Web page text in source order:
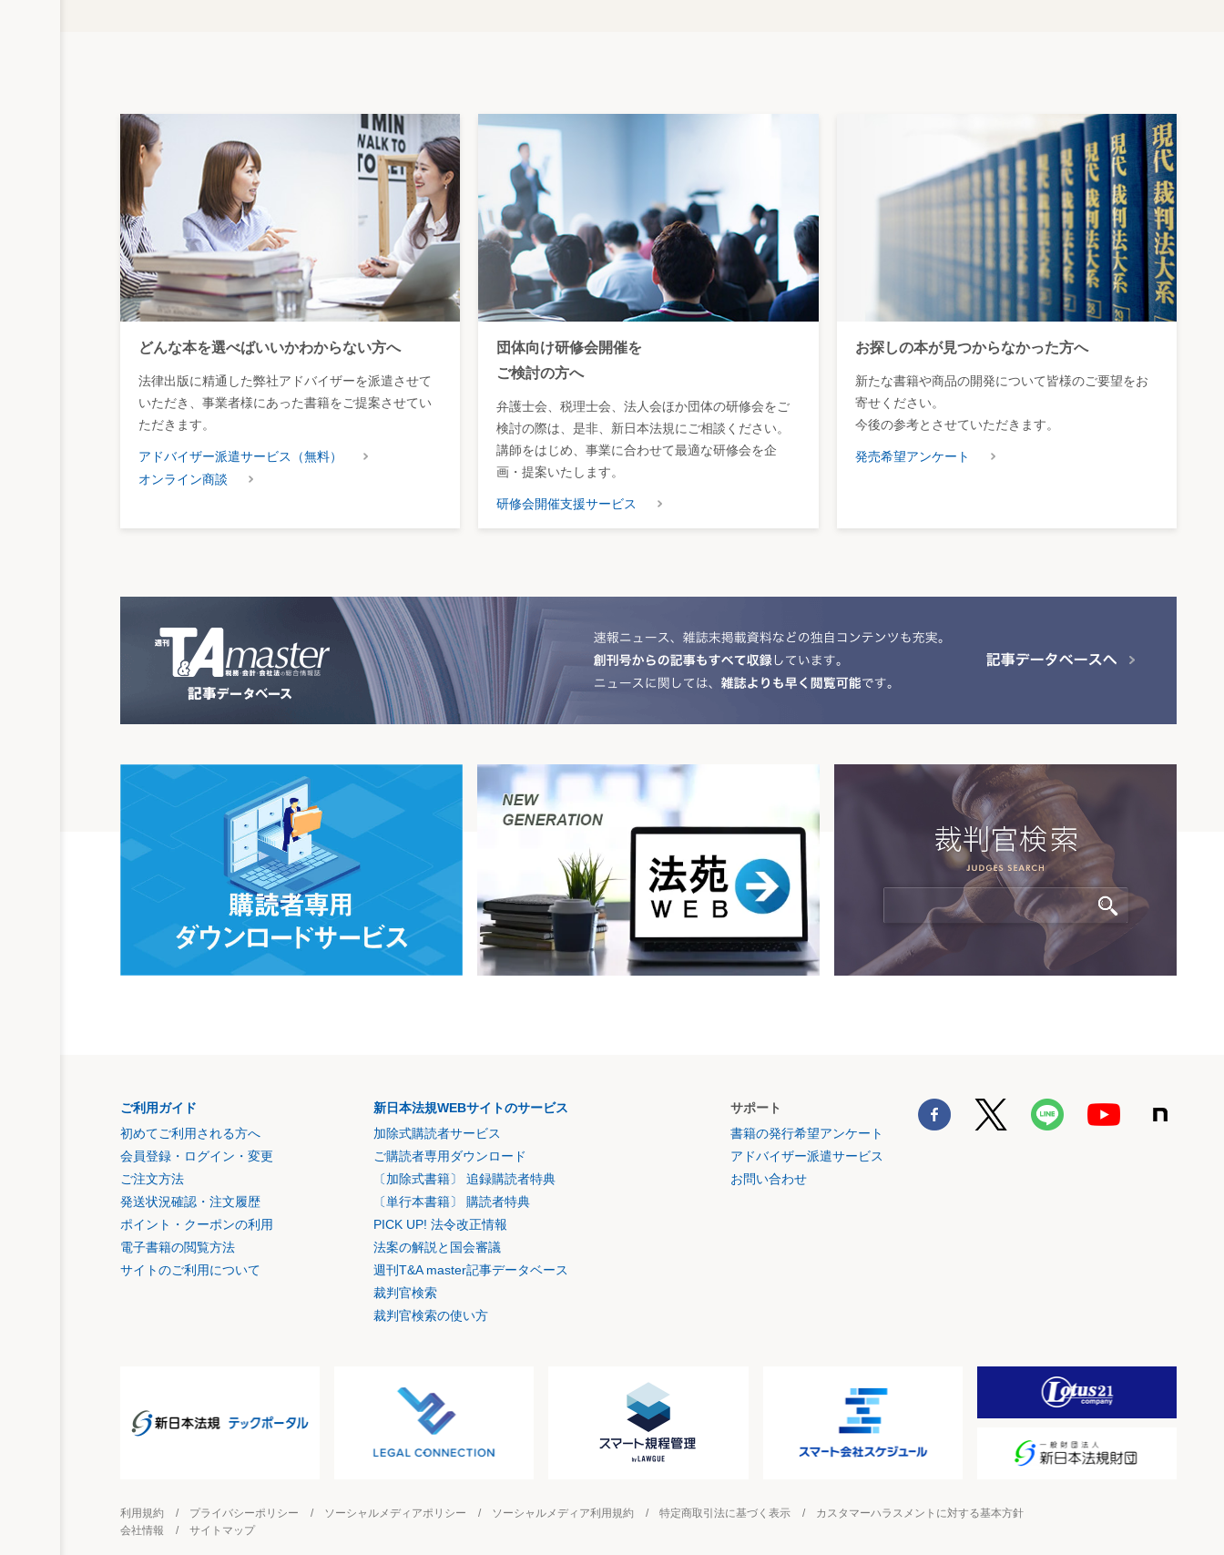
どんな本を選べばいいかわからない方へ
法律出版に精通した弊社アドバイザーを派遣させて
いただき、事業者様にあった書籍をご提案させてい
ただきます。
アドバイザー派遣サービス（無料）
オンライン商談
団体向け研修会開催を
ご検討の方へ
弁護士会、税理士会、法人会ほか団体の研修会をご
検討の際は、是非、新日本法規にご相談ください。
講師をはじめ、事業に合わせて最適な研修会を企
画・提案いたします。
研修会開催支援サービス
お探しの本が見つからなかった方へ
新たな書籍や商品の開発について皆様のご要望をお
寄せください。
今後の参考とさせていただきます。
発売希望アンケート
ご利用ガイド
初めてご利用される方へ
会員登録・ログイン・変更
ご注文方法
発送状況確認・注文履歴
ポイント・クーポンの利用
電子書籍の閲覧方法
サイトのご利用について
新日本法規WEBサイトのサービス
加除式購読者サービス
ご購読者専用ダウンロード
〔加除式書籍〕 追録購読者特典
〔単行本書籍〕 購読者特典
PICK UP! 法令改正情報
法案の解説と国会審議
週刊T&A master記事データベース
裁判官検索
裁判官検索の使い方
サポート
書籍の発行希望アンケート
アドバイザー派遣サービス
お問い合わせ
利用規約 プライバシーポリシー ソーシャルメディアポリシー ソーシャルメディア利用規約 特定商取引法に基づく表示
カスタマーハラスメントに対する基本方針
会社情報
サイトマップ